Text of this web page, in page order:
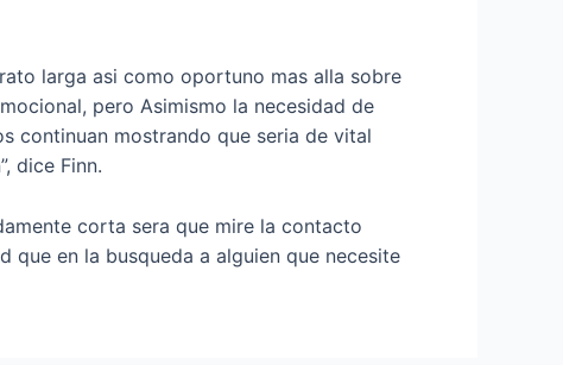
larga asi­ como oportuno mas alla sobre
pero Asimismo la necesidad de
continuan mostrando que seri­a de vital
dice Finn.
corta sera que mire la contacto
en la busqueda a alguien que necesite